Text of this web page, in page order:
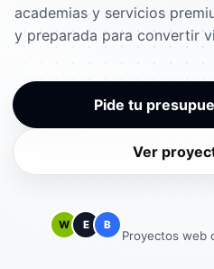
academias y servicios
y preparada para convertir
Pide tu
Ver
W E B
Proyectos web